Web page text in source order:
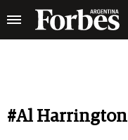
#Al Harrington